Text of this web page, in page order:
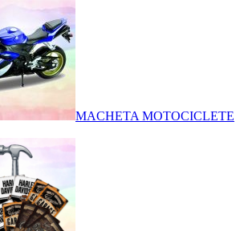
MACHETA MOTOCICLETE